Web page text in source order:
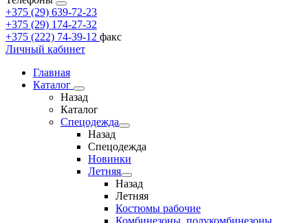
+375 (29) 639-72-23
+375 (29) 174-27-32
+375 (222) 74-39-12 факс
Личный кабинет
Главная
Каталог
Назад
Каталог
Спецодежда
Назад
Спецодежда
Новинки
Летняя
Назад
Летняя
Костюмы рабочие
Комбинезоны, полукомбинезоны